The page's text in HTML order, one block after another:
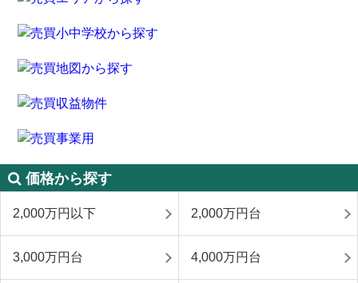
価格から探す
2,000万円以下 2,000万円台
3,000万円台 4,000万円台